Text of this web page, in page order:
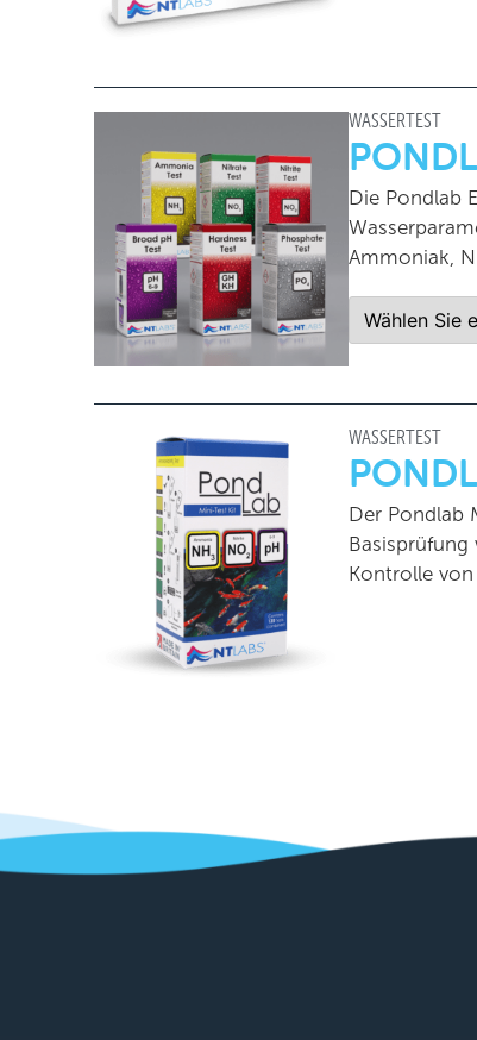
WASSERTEST
Die Pondlab
Ammoniak,
WASSERTEST
Der Pondlab
Kontrolle